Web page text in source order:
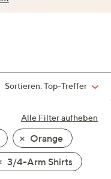
Sortieren:Top-Treffer
Alle Filter aufheben
Orange
3/4-Arm Shirts